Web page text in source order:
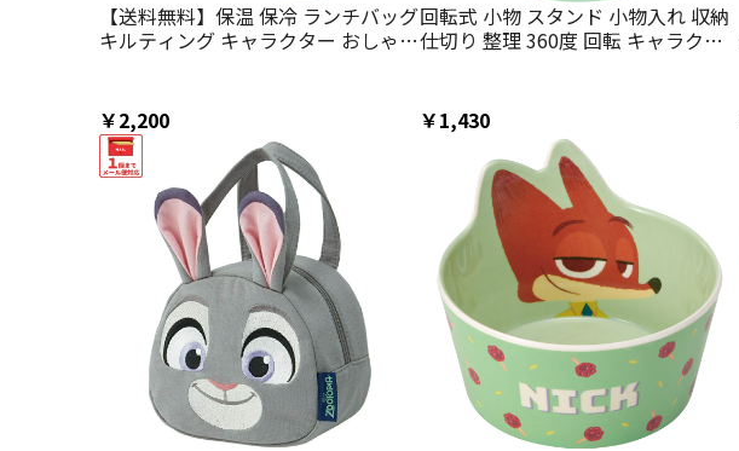
【送料無料】保温 保冷 ランチバッグ
キルティング キャラクター おしゃれ
ニー Disney
￥2,200
回転式 小物 スタンド 小物入れ 収納
仕切り 整理 360度 回転 キャラクタ
いい 文房具入れ カトラリー入れ 便
利】
￥1,430